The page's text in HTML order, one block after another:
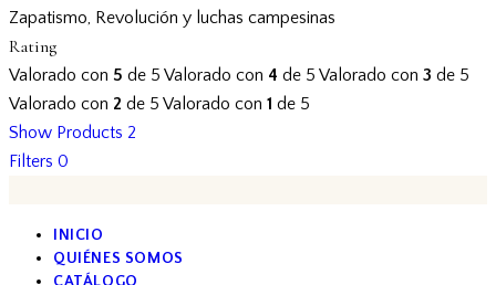
Zapatismo, Revolución y luchas campesinas
Rating
Valorado con 5 de 5 Valorado con 4 de 5 Valorado con 3 de 5
Valorado con 2 de 5 Valorado con 1 de 5
Show Products 2
Filters 0
INICIO
QUIÉNES SOMOS